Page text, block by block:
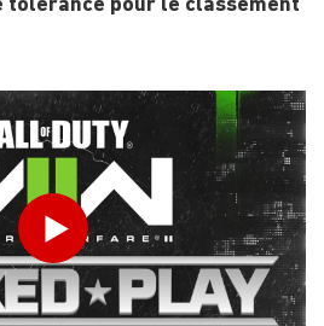
tolérance pour le classement
DATE DE NAISSANCE
ENVOYER
Play